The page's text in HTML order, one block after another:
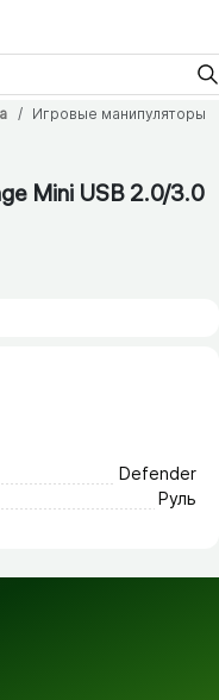
Игровые манипуляторы
Mini USB 2.0/​3.0
Defender
Руль